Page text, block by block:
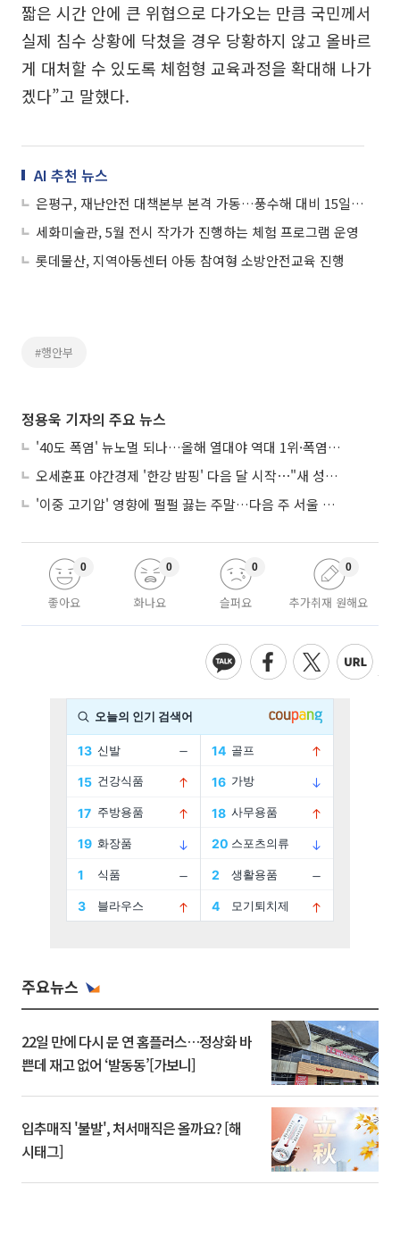
짧은 시간 안에 큰 위협으로 다가오는 만큼 국민께서
실제 침수 상황에 닥쳤을 경우 당황하지 않고 올바르
게 대처할 수 있도록 체험형 교육과정을 확대해 나가
겠다”고 말했다.
AI 추천 뉴스
은평구, 재난안전 대책본부 본격 가동…풍수해 대비 15일 개소
세화미술관, 5월 전시 작가가 진행하는 체험 프로그램 운영
롯데물산, 지역아동센터 아동 참여형 소방안전교육 진행
#행안부
정용욱 기자의 주요 뉴스
'40도 폭염' 뉴노멀 되나…올해 열대야 역대 1위·폭염일수 평년 3배 넘어
오세훈표 야간경제 '한강 밤핑' 다음 달 시작⋯"새 성장동력 만들 것"
'이중 고기압' 영향에 펄펄 끓는 주말…다음 주 서울 포함 서쪽이 더 덥다
좋아요
0
화나요
0
슬퍼요
0
추가취재 원해요
0
주요뉴스
22일 만에 다시 문 연 홈플러스…정상화 바
쁜데 재고 없어 ‘발동동’[가보니]
입추매직 '불발', 처서매직은 올까요? [해
시태그]